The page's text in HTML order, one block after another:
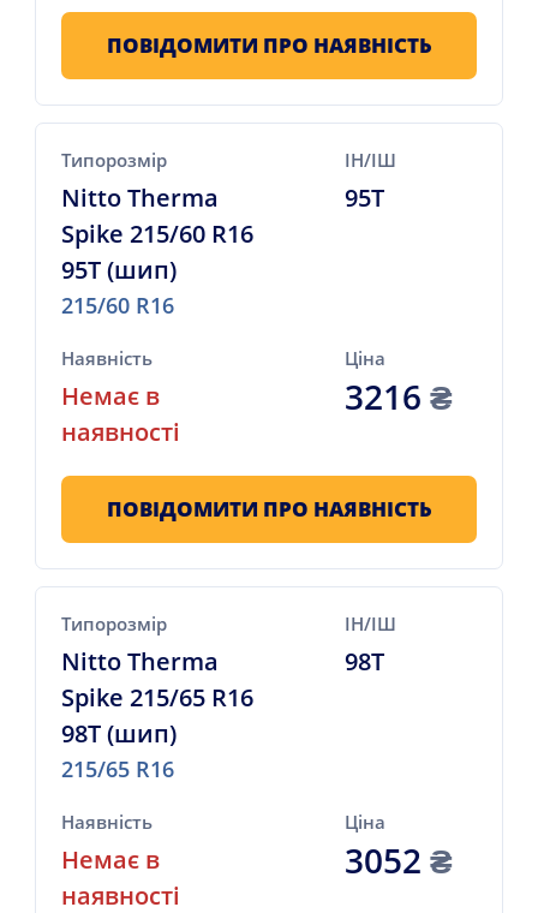
ПОВІДОМИТИ ПРО НАЯВНІСТЬ
Типорозмір
Nitto Therma
Spike 215/60 R16
95T (шип)
215/60 R16
ІН/ІШ
95T
Наявність
Немає в
наявності
Ціна
3216₴
ПОВІДОМИТИ ПРО НАЯВНІСТЬ
Типорозмір
Nitto Therma
Spike 215/65 R16
98T (шип)
215/65 R16
ІН/ІШ
98T
Наявність
Немає в
наявності
Ціна
3052₴